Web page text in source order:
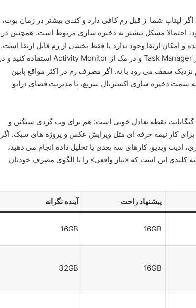
لپتاپ شما از قبل رم کافی دارد و کندی بیشتر در زمان بوت،
احتمالا مشکل بیشتر به ذخیره سازی مربوط است. همچنین در
و امکان ارتقا وجود ندارد یا فقط بخشی از رم قابل ارتقا است.
بهترین روش تشخیص این است که در ویندوز از Task Manager و در مک از Activity Monitor استفاده کنید و در
نزدیک سقف می رود یا نه. اگر مصرف رم در اکثر مواقع پایین
سمت ذخیره سازی اکسترنال سریع، یا مدیریت فضای درایو
برای بسیاری از کاربران در سال های اخیر، 16 گیگابایت نقطه تعادل خوبی است: هم برای وب گردی سنگین و
کار نیمه حرفه ای مثل ویرایش عکس و پروژه های سبک. اگر
ادیت ویدیو، کارهای سه بعدی یا تحلیل داده انجام می دهید،
کلیدی این است که «نیاز واقعی» را با الگوی مصرف خودتان
پیشنهاد راحت آینده نگرانه
16GB
16GB
16GB
32GB